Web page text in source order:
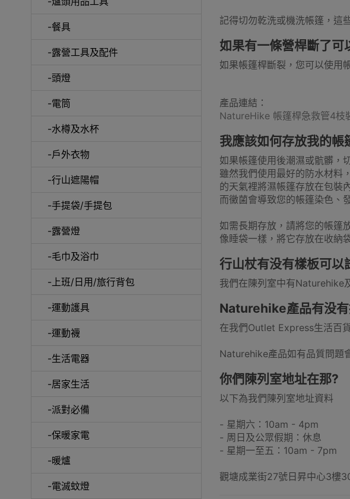
-餐具
-露營工具及配件
-頭燈
-電筒
-水樽及水杯
-戶外衣物
-行山遮陽帽
-手提袋/手提包
-露營燈
-毛巾及浴巾
-上班/日用/旅行背包
-運動護具
-運動襪
-生活電器
-居家生活
-派對必備
-保暖家電
-暖爐
-電滅蚊燈
活動展覽摺枱 摺疊床
行李箱及配件 露營車及配件
電擊式電滅蚊燈 騎行雨衣
串燒燒烤爐 日韓式燒
記得切勿乾洗或機洗帳篷，這
如果有一條營桿斷了可
如果帳篷桿斷裂，您可以使用
產品連結：
NatureHike 帳篷桿急救管4枝
我應該如何存放我的帳
如果帳篷使用後潮濕或骯髒，
雖然我們使用最好的防水材料
的天氣裡將濕帳篷存放在包裝
而黴菌會導致您的帳篷染色、
如需長期存放，請將您的帳篷
像睡袋一樣，將它存放在收納
行山杖有没有樣板可以
我們在陳列室中有Naturehike
Naturehike產品有没有
在我們Outlet Express生活百
Naturehike產品如有品質問題
你們陳列室地址在那?
以下為我們陳列室地址資料
- 星期六：10am - 4pm
- 周日及公眾假期：休息
- 星期一至五：10am - 7pm
觀塘成業街27號日昇中心3樓